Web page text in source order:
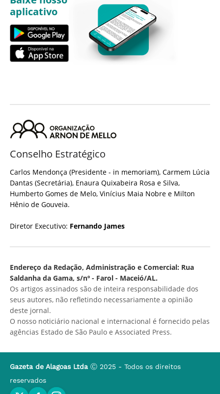
aplicativo
Conselho Estratégico
Carlos Mendonça (Presidente - in memoriam), Carmem Lúcia
Dantas (Secretária), Enaura Quixabeira Rosa e Silva,
Humberto Gomes de Melo, Vinícius Maia Nobre e Milton
Hênio de Gouveia.
Diretor Executivo: Fernando James
Endereço da Redação, Administração e Comercial: Rua
Saldanha da Gama, s/nº - Farol - Maceió/AL.
Os artigos assinados são de inteira responsabilidade dos
seus autores, não refletindo necessariamente a opinião
deste jornal.
O nosso noticiário nacional e internacional é fornecido pelas
agências Estado de São Paulo e Associated Press.
Gazeta de Alagoas Ltda Ⓒ 2025 - Todos os direitos
reservados